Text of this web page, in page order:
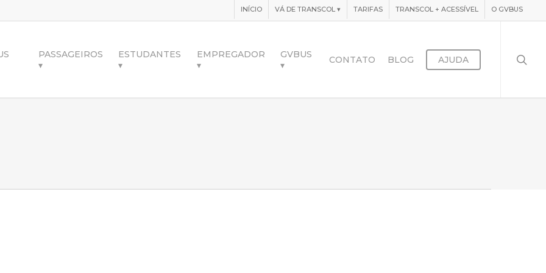
INÍCIO VÁ DE TRANSCOL ▾ TARIFAS TRANSCOL + ACESSÍVEL O GVBUS
PASSAGEIROS
▾
ESTUDANTES
▾
EMPREGADOR
▾
GVBUS
▾
CONTATO BLOG AJUDA